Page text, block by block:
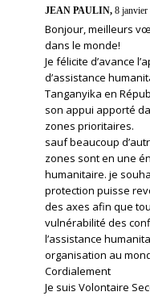
JEAN PAULIN, 8 janvier
Bonjour, meilleurs
dans le monde!
Je félicite d’avance
d’assistance
Tanganyika en
son appui apporté
zones prioritaires.
sauf beaucoup
zones sont en une
humanitaire. je
protection puisse
des axes afin que
vulnérabilité des
l’assistance
organisation au
Cordialement
Je suis Volontaire